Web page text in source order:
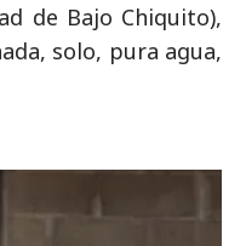
de Bajo Chiquito),
solo, pura agua,